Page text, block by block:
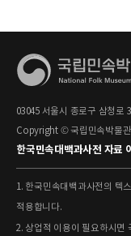
03045 서울시 종로구 삼청로
Copyright © 국립민속박물
한국민속대백과사전 자료
1. 한국민속대백과사전의 텍
적용합니다.
2. 상업적 이용이 필요하시면